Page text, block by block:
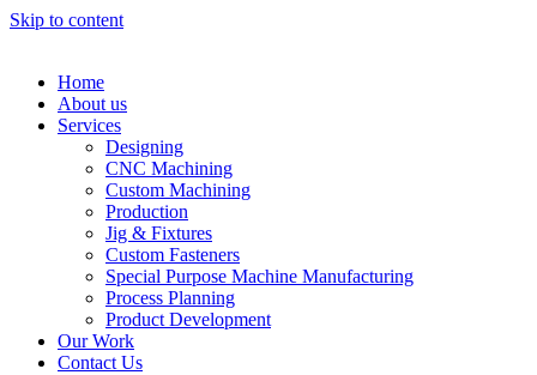
Skip to content
Home
About us
Services
Designing
CNC Machining
Custom Machining
Production
Jig & Fixtures
Custom Fasteners
Special Purpose Machine Manufacturing
Process Planning
Product Development
Our Work
Contact Us